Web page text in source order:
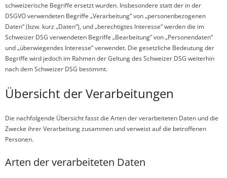
schweizerische Begriffe ersetzt wurden. Insbesondere statt der in der
DSGVO verwendeten Begriffe „Verarbeitung“ von „personenbezogenen
Daten“ (bzw. kurz „Daten“), und „berechtigtes Interesse“ werden die im
Schweizer DSG verwendeten Begriffe „Bearbeitung“ von „Personendaten“
und „überwiegendes Interesse“ verwendet. Die gesetzliche Bedeutung der
Begriffe wird jedoch im Rahmen der Geltung des Schweizer DSG weiterhin
nach dem Schweizer DSG bestimmt.
Übersicht der Verarbeitungen
Die nachfolgende Übersicht fasst die Arten der verarbeiteten Daten und die
Zwecke ihrer Verarbeitung zusammen und verweist auf die betroffenen
Personen.
Arten der verarbeiteten Daten